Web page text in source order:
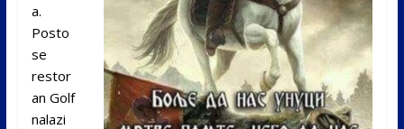
a.
Posto
se
restor
an Golf
nalazi